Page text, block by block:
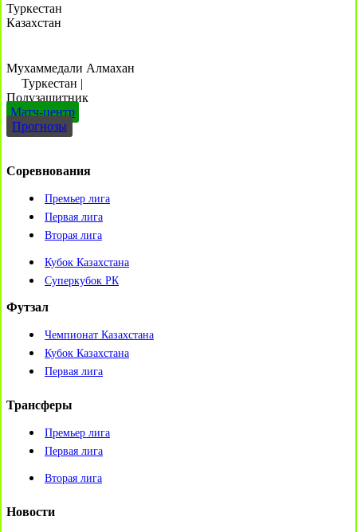
Туркестан
Казахстан
Мухаммедали Алмахан
Туркестан |
Полузащитник
Матч-центр
Прогнозы
Соревнования
Премьер лига
Первая лига
Вторая лига
Кубок Казахстана
Суперкубок РК
Футзал
Чемпионат Казахстана
Кубок Казахстана
Первая лига
Трансферы
Премьер лига
Первая лига
Вторая лига
Новости